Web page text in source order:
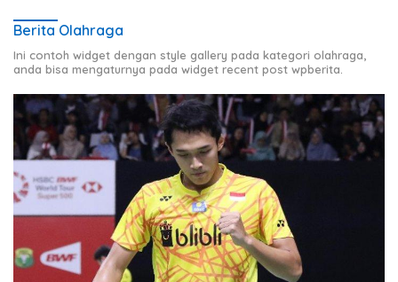
Berita Olahraga
Ini contoh widget dengan style gallery pada kategori olahraga,
anda bisa mengaturnya pada widget recent post wpberita.